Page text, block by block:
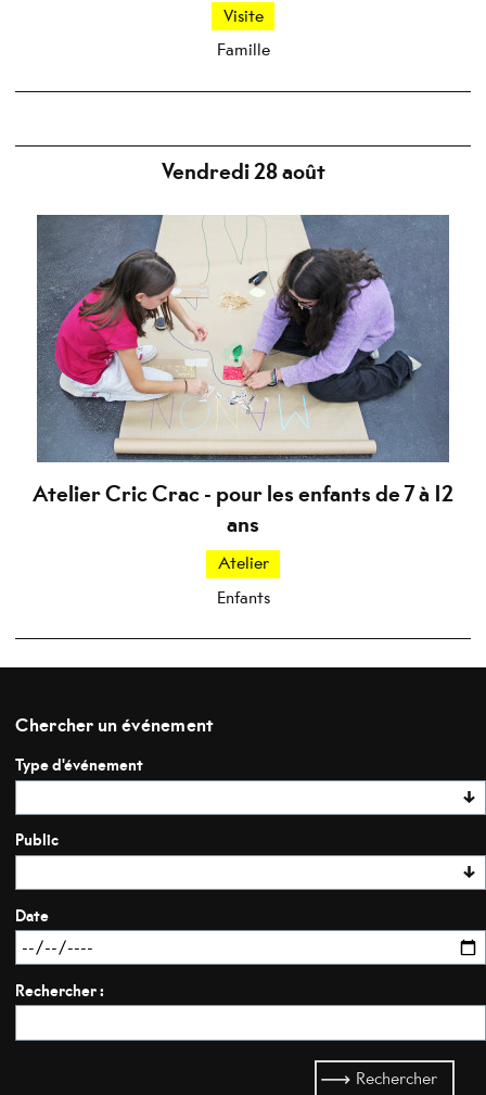
Visite
Famille
Vendredi 28 août
Atelier Cric Crac - pour les enfants de 7 à 12
ans
Atelier
Enfants
Chercher un événement
Type d'événement
Public
Date
Rechercher :
Rechercher